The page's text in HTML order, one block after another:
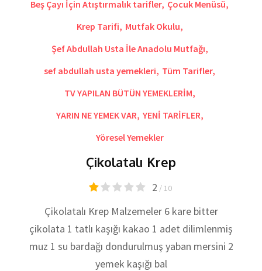
Beş Çayı İçin Atıştırmalık tarifler, Çocuk Menüsü,
Krep Tarifi, Mutfak Okulu,
Şef Abdullah Usta İle Anadolu Mutfağı,
sef abdullah usta yemekleri, Tüm Tarifler,
TV YAPILAN BÜTÜN YEMEKLERİM,
YARIN NE YEMEK VAR, YENİ TARİFLER,
Yöresel Yemekler
Çikolatalı Krep
2 / 10
Çikolatalı Krep Malzemeler 6 kare bitter
çikolata 1 tatlı kaşığı kakao 1 adet dilimlenmiş
muz 1 su bardağı dondurulmuş yaban mersini 2
yemek kaşığı bal